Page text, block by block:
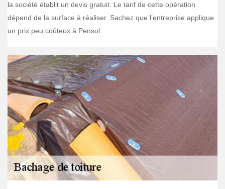
la société établit un devis gratuit. Le tarif de cette opération
dépend de la surface à réaliser. Sachez que l’entreprise applique
un prix peu coûteux à Pensol.